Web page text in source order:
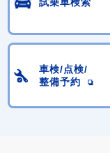
車検/点検/
整備予約